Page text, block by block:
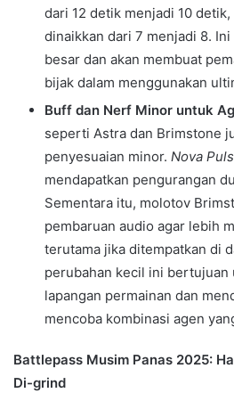
dari 12 detik menjadi 10 detik,
dinaikkan dari 7 menjadi 8.
besar dan akan membuat
bijak dalam menggunakan
Buff dan Nerf Minor untuk
seperti Astra dan Brimstone
penyesuaian minor. Nova
mendapatkan pengurangan
Sementara itu, molotov
pembaruan audio agar lebih
terutama jika ditempatkan di
perubahan kecil ini bertujuan
lapangan permainan dan
mencoba kombinasi agen
Battlepass Musim Panas 2025:
Di-grind